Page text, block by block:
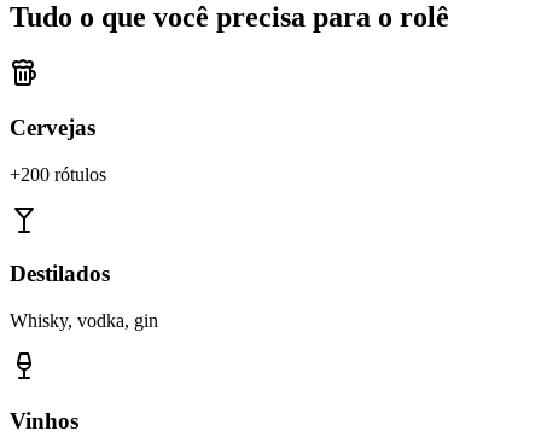
Tudo o que você precisa para o rolê
Cervejas
+200 rótulos
Destilados
Whisky, vodka, gin
Vinhos